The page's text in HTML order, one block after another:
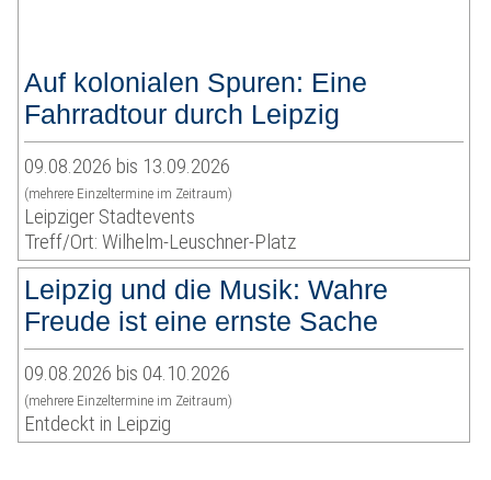
Auf kolonialen Spuren: Eine
Fahrradtour durch Leipzig
09.08.2026 bis 13.09.2026
(mehrere Einzeltermine im Zeitraum)
Leipziger Stadtevents
Treff/Ort: Wilhelm-Leuschner-Platz
Leipzig und die Musik: Wahre
Freude ist eine ernste Sache
09.08.2026 bis 04.10.2026
(mehrere Einzeltermine im Zeitraum)
Entdeckt in Leipzig